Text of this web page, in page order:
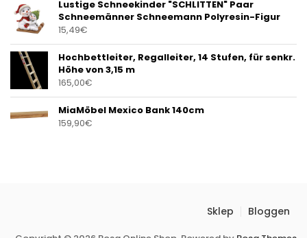
Lustige Schneekinder "SCHLITTEN" Paar
Schneemänner Schneemann Polyresin-Figur
15,49€
Hochbettleiter, Regalleiter, 14 Stufen, für senkr.
Höhe von 3,15 m
165,00€
MiaMöbel Mexico Bank 140cm
159,90€
Sklep Bloggen